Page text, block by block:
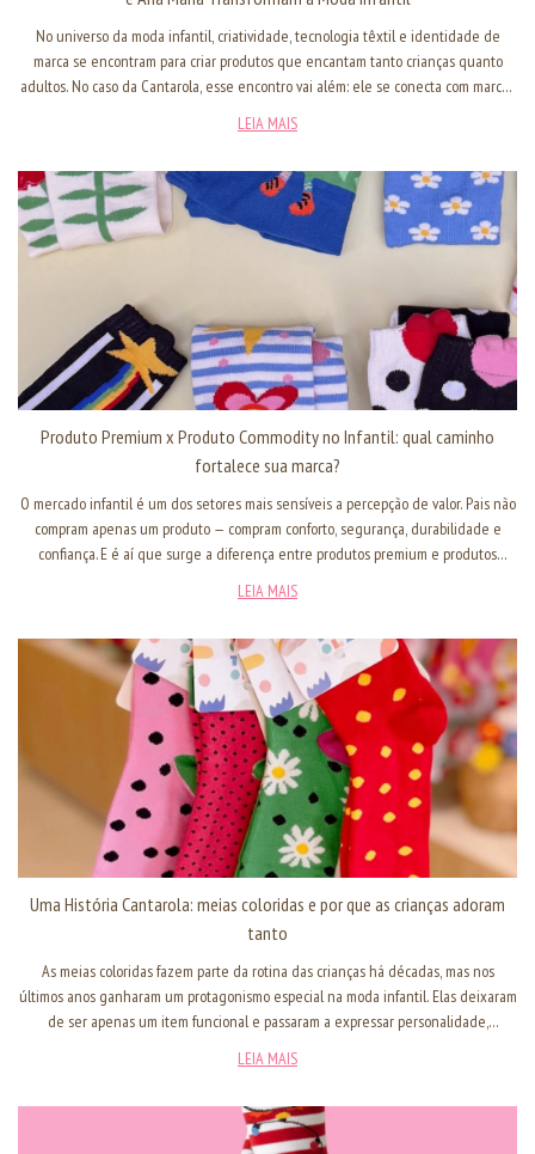
No universo da moda infantil, criatividade, tecnologia têxtil e identidade de
marca se encontram para criar produtos que encantam tanto crianças quanto
adultos. No caso da Cantarola, esse encontro vai além: ele se conecta com marcas
o propósito da marca e elevam a qualidade do que entregamos ao consumidor
LEIA MAIS
Produto Premium x Produto Commodity no Infantil: qual caminho
fortalece sua marca?
O mercado infantil é um dos setores mais sensíveis a percepção de valor. Pais não
compram apenas um produto — compram conforto, segurança, durabilidade e
confiança. E é aí que surge a diferença entre produtos premium e produtos
LEIA MAIS
Uma História Cantarola: meias coloridas e por que as crianças adoram
tanto
As meias coloridas fazem parte da rotina das crianças há décadas, mas nos
últimos anos ganharam um protagonismo especial na moda infantil. Elas deixaram
de ser apenas um item funcional e passaram a expressar personalidade,
por meias divertidas? Ou por que as crianças se conectam tanto com estampas
LEIA MAIS